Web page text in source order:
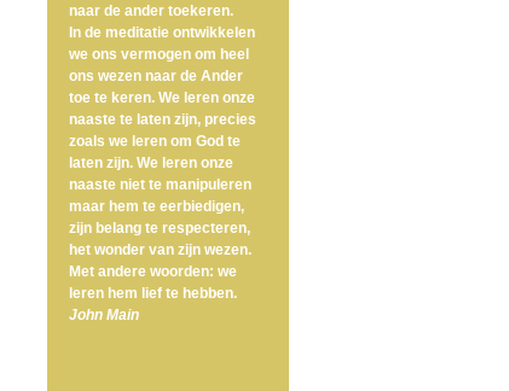
naar de ander toekeren.
In de meditatie ontwikkelen
we ons vermogen om heel
ons wezen naar de Ander
toe te keren. We leren onze
naaste te laten zijn, precies
zoals we leren om God te
laten zijn. We leren onze
naaste niet te manipuleren
maar hem te eerbiedigen,
zijn belang te respecteren,
het wonder van zijn wezen.
Met andere woorden: we
leren hem lief te hebben.
John Main